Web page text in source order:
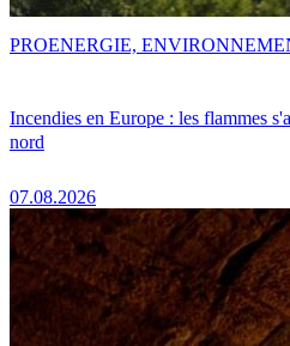
Incendies en Europe : les flammes
nord
07.08.2026
PROENERGIE,